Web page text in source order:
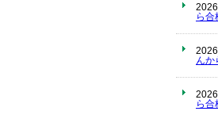
ら合
んか
ら合